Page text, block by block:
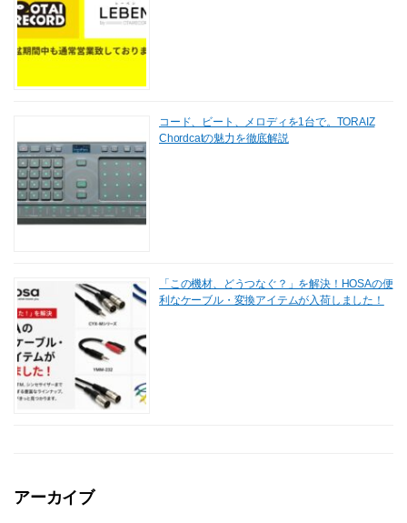
コード、ビート、メロディを1台で。TORAIZ
Chordcatの魅力を徹底解説
「この機材、どうつなぐ？」を解決！HOSAの便
利なケーブル・変換アイテムが入荷しました！
アーカイブ